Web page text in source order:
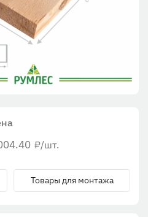
₽/шт.
Товары для монтажа